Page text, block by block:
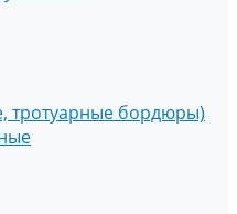
тротуарные бордюры)